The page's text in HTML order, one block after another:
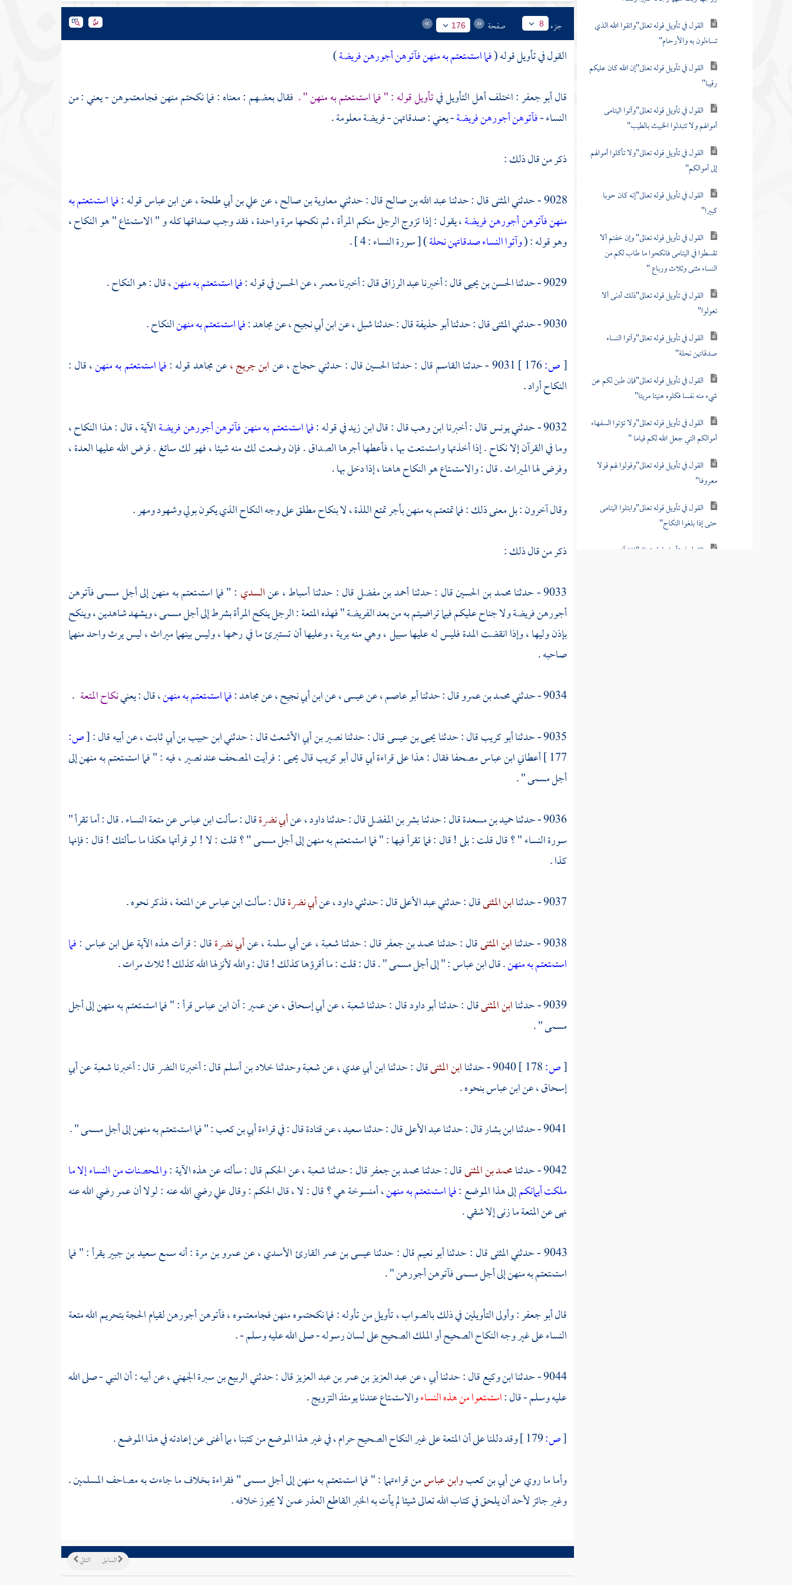
القول في تأويل قوله تعالى"واتقوا الله الذي
تساءلون به والأرحام"
القول في تأويل قوله تعالى"إن الله كان عليكم
رقيبا"
القول في تأويل قوله تعالى"وآتوا اليتامى
أموالهم ولا تتبدلوا الخبيث بالطيب"
القول في تأويل قوله تعالى"ولا تأكلوا أموالهم
إلى أموالكم"
القول في تأويل قوله تعالى"إنه كان حوبا
كبيرا"
القول في تأويل قوله تعالى" وإن خفتم ألا
تقسطوا في اليتامى فانكحوا ما طاب لكم من
النساء مثنى وثلاث ورباع "
القول في تأويل قوله تعالى"ذلك أدنى ألا
تعولوا"
القول في تأويل قوله تعالى"وآتوا النساء
صدقاتهن نحلة"
القول في تأويل قوله تعالى"فإن طبن لكم عن
شيء منه نفسا فكلوه هنيئا مريئا"
القول في تأويل قوله تعالى"ولا تؤتوا السفهاء
أموالكم التي جعل الله لكم قياما "
القول في تأويل قوله تعالى"وقولوا لهم قولا
معروفا"
القول في تأويل قوله تعالى"وابتلوا اليتامى
حتى إذا بلغوا النكاح"
القول في تأويل قوله تعالى"فإن آنستم منهم
جزء 8 صفحة 176
القول في تأويل قوله (فما استمتعتم به منهن فآتوهن أجورهن فريضة)
قالأبو جعفر: اختلف أهل التأويل فيتأويل قوله : " فما استمتعتم به منهن " . فقال بعضهم : معناه : فما نكحتم منهن فجامعتموهن - يعني : من
النساء -فآتوهن أجورهن فريضة- يعني : صدقاتهن - فريضة معلومة .
ذكر من قال ذلك :
9028 - حدثني
المثنىقال : حدثناعبد الله بن صالحقال : حدثنيمعاوية بن صالح ،عنعلي بن أبي طلحة ،عنابن عباسقوله :فما استمتعتم به
منهن فآتوهن أجورهن فريضة، يقول : إذا تزوج الرجل منكم المرأة ، ثم نكحها مرة واحدة ، فقد وجب صداقها كله و " الاستمتاع " هو النكاح ،
وهو قوله : (وآتوا النساء صدقاتهن نحلة) [ سورة النساء : 4 ] .
9029 - حدثنا
الحسن بن يحيىقال : أخبرناعبد الرزاققال : أخبرنامعمر ،عنالحسنفي قوله :فما استمتعتم به منهن، قال : هو النكاح .
9030 - حدثني
المثنىقال : حدثناأبو حذيفةقال : حدثناشبل ،عنابن أبي نجيح ،عنمجاهد:فما استمتعتم به منهنالنكاح .
[ص: 9031 - حدثنا القاسمقال : حدثناالحسينقال : حدثنيحجاج ،عنابن جريج ،عنمجاهدقوله :فما استمتعتم به منهن، قال :
النكاح أراد .
9032 - حدثني يونس قال : أخبرنا
ابن وهبقال : قالابن زيدفي قوله :فما استمتعتم به منهن فآتوهن أجورهن فريضةالآية ، قال : هذا النكاح ،
وما في القرآن إلا نكاح . إذا أخذتها واستمتعت بها ، فأعطها أجرها الصداق . فإن وضعت لك منه شيئا ، فهو لك سائغ . فرض الله عليها العدة ،
وفرض لها الميراث . قال : والاستمتاع هو النكاح هاهنا ، إذا دخل بها .
وقال آخرون : بل معنى ذلك : فما تمتعتم به منهن بأجر تمتع اللذة ، لا بنكاح مطلق على وجه النكاح الذي يكون بولي وشهود ومهر .
ذكر من قال ذلك :
9033 - حدثنا
محمد بن الحسينقال : حدثناأحمد بن مفضلقال : حدثناأسباط ،عنالسدي : " فما استمتعتم به منهن إلى أجل مسمى فآتوهن
أجورهن فريضة ولا جناح عليكم فيما تراضيتم به من بعد الفريضة " فهذه المتعة : الرجل ينكح المرأة بشرط إلى أجل مسمى ، ويشهد شاهدين ، وينكح
بإذن وليها ، وإذا انقضت المدة فليس له عليها سبيل ، وهي منه برية ، وعليها أن تستبرئ ما في رحمها ، وليس بينهما ميراث ، ليس يرث واحد منهما
صاحبه .
9034 - حدثني
محمد بن عمروقال : حدثناأبو عاصم ،عنعيسى ،عنابن أبي نجيح ،عنمجاهد:فما استمتعتم به منهن، قال : يعنينكاح المتعة .
9035 - حدثنا
أبو كريبقال : حدثنايحيى بن عيسىقال : حدثنانصير بن أبي الأشعثقال : حدثنيابن حبيب بن أبي ثابت ،عن أبيه قال :[ص:
177 ] أعطانيابن عباسمصحفا فقال : هذا على قراءةأبيقالأبو كريبقاليحيى: فرأيت المصحف عندنصير ،فيه : " فما استمتعتم به منهن إلى
أجل مسمى " .
9036 - حدثنا
حميد بن مسعدةقال : حدثنابشر بن المفضلقال : حدثناداود ،عنأبي نضرةقال : سألتابن عباسعن متعة النساء . قال : أما تقرأ "
سورة النساء " ؟ قال قلت : بلى ! قال : فما تقرأ فيها : " فما استمتعتم به منهن إلى أجل مسمى " ؟ قلت : لا ! لو قرأتها هكذا ما سألتك ! قال : فإنها
كذا .
9037 - حدثنا
ابن المثنىقال : حدثنيعبد الأعلىقال : حدثنيداود ،عنأبي نضرةقال : سألتابن عباسعن المتعة ، فذكر نحوه .
9038 - حدثنا
ابن المثنىقال : حدثنامحمد بن جعفرقال : حدثناشعبة ،عنأبي سلمة ،عنأبي نضرةقال : قرأت هذه الآية علىابن عباس:فما
استمتعتم به منهن. قالابن عباس: " إلى أجل مسمى " . قال : قلت : ما أقرؤها كذلك ! قال : والله لأنزلها الله كذلك ! ثلاث مرات .
9039 - حدثنا
ابن المثنىقال : حدثناأبو داودقال : حدثناشعبة ،عنأبي إسحاق ،عنعمير: أنابن عباسقرأ : " فما استمتعتم به منهن إلى أجل
مسمى " .
[ص: 9040 - حدثنا ابن المثنىقال : حدثناابن أبي عدي ،عنشعبةوحدثناخلاد بن أسلمقال : أخبرناالنضرقال : أخبرناشعبةعنأبي
إسحاق ،عنابن عباسبنحوه .
9041 - حدثنا
ابن بشارقال : حدثناعبد الأعلىقال : حدثناسعيد ،عنقتادةقال : في قراءةأبي بن كعب: " فما استمتعتم به منهن إلى أجل مسمى " .
9042 - حدثنا
محمد بن المثنىقال : حدثنامحمد بن جعفرقال : حدثناشعبة ،عنالحكمقال : سألته عن هذه الآية :والمحصنات من النساء إلا ما
ملكت أيمانكمإلى هذا الموضع :فما استمتعتم به منهن، أمنسوخة هي ؟ قال : لا ، قالالحكم: وقالعليرضي الله عنه : لولا أنعمررضي الله عنه
نهى عن المتعة ما زنى إلا شقي .
9043 - حدثني
المثنىقال : حدثناأبو نعيمقال : حدثناعيسى بن عمر القارئ الأسدي ،عنعمرو بن مرة: أنه سمعسعيد بن جبيريقرأ : " فما
استمتعتم به منهن إلى أجل مسمى فآتوهن أجورهن " .
قالأبو جعفر: وأولى التأويلين في ذلك بالصواب ، تأويل من تأوله : فما نكحتموه منهن فجامعتموه ، فآتوهن أجورهن لقيام الحجة بتحريم الله متعة
النساء على غير وجه النكاح الصحيح أو الملك الصحيح على لسان رسوله - صلى الله عليه وسلم - .
9044 - حدثنا
ابن وكيعقال : حدثنا أبي ، عنعبد العزيز بن عمر بن عبد العزيزقال : حدثنيالربيع بن سبرة الجهني ،عن أبيه : أن النبي - صلى الله
عليه وسلم - قال :استمتعوا من هذه النساءوالاستمتاع عندنا يومئذ التزويج .
[ص:
وقد دللنا على أن المتعة على غير النكاح الصحيح حرام ، في غير هذا الموضع من كتبنا ، بما أغنى عن إعادته في هذا الموضع .
وأما ما روي عنأبي بن كعبوابن عباسمن قراءتهما : " فما استمتعتم به منهن إلى أجل مسمى " فقراءة بخلاف ما جاءت به مصاحف المسلمين .
وغير جائز لأحد أن يلحق في كتاب الله تعالى شيئا لم يأت به الخبر القاطع العذر عمن لا يجوز خلافه .
التالي السابق